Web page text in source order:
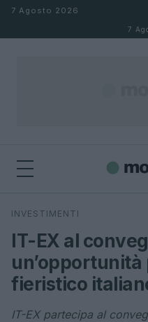
Salta al contenuto
7 Agosto 2026
7
Cerca
INVESTIMENTI
IT-EX al
un’opportunità
fieristico
IT-EX partecipa al